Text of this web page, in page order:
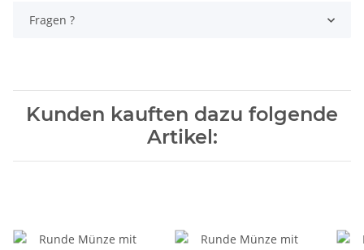
Fragen ?
Kunden kauften dazu folgende
Artikel: